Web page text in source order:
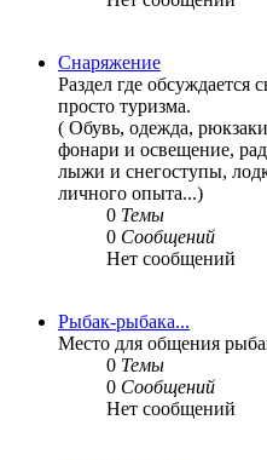
Снаряжение
Раздел где обсуждается
просто туризма.
( Обувь, одежда,
фонари и освещение,
лыжи и снегоступы,
личного опыта...)
0 Темы
0 Сообщений
Нет сообщений
Рыбак-рыбака...
Место для общения
0 Темы
0 Сообщений
Нет сообщений